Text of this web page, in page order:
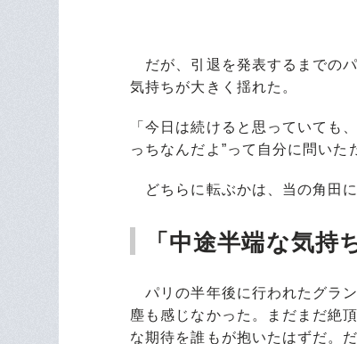
だが、引退を発表するまでの
気持ちが大きく揺れた。
「今日は続けると思っていても
っちなんだよ”って自分に問いた
どちらに転ぶかは、当の角田
「中途半端な気持
パリの半年後に行われたグラ
塵も感じなかった。まだまだ絶
な期待を誰もが抱いたはずだ。